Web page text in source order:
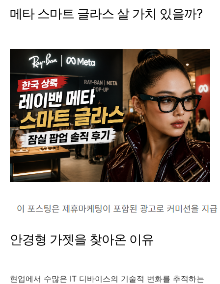
메타 스마트 글라스 살 가치 있을까?
안경형 가젯을 찾아온 이유
현업에서 수많은 IT 디바이스의 기술적 변화를 추적하는